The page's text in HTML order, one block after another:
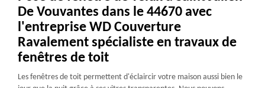
De Vouvantes dans le 44670 avec
l'entreprise WD Couverture
Ravalement spécialiste en travaux de
fenêtres de toit
Les fenêtres de toit permettent d'éclaircir votre maison aussi bien le